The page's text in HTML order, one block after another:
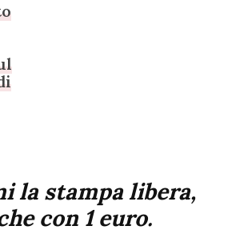
la stampa libera,
con 1 euro.